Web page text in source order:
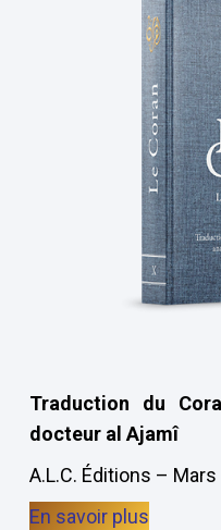
Traduction du
docteur al Ajamî
A.L.C. Éditions –
En savoir plus